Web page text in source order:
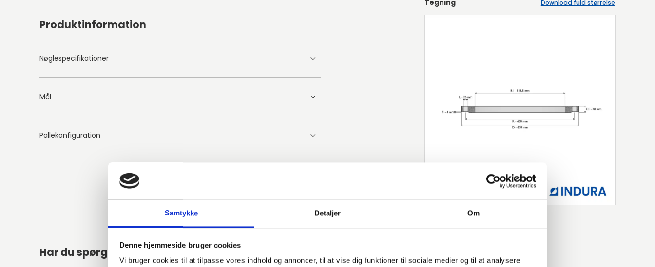
Samtykke Detaljer Om
Denne hjemmeside bruger cookies
Vi bruger cookies til at tilpasse vores indhold og annoncer, til at vise dig funktioner til sociale medier og til at analysere
Produktinformation
Nøglespecifikationer
Mål
Pallekonfiguration
Tegning Download fuld størrelse
Har du spørgsmål?